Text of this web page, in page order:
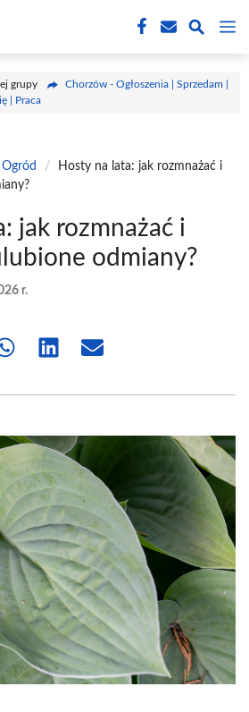
grupy
Chorzów - Ogłoszenia | Sprzedam |
| Praca
/
Hosty na lata: jak rozmnażać i
jak rozmnażać i
odmiany?
r.
Share Share Share